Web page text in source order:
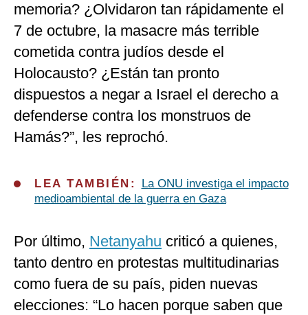
memoria? ¿Olvidaron tan rápidamente el
7 de octubre, la masacre más terrible
cometida contra judíos desde el
Holocausto? ¿Están tan pronto
dispuestos a negar a Israel el derecho a
defenderse contra los monstruos de
Hamás?”, les reprochó.
LEA TAMBIÉN:
La ONU investiga el impacto
medioambiental de la guerra en Gaza
Por último, Netanyahu criticó a quienes,
tanto dentro en protestas multitudinarias
como fuera de su país, piden nuevas
elecciones: “Lo hacen porque saben que